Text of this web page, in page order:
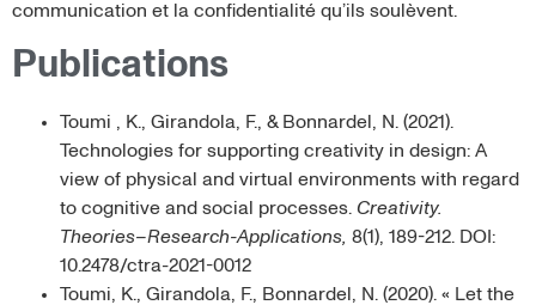
communication et la confidentialité qu’ils soulèvent.
Publications
Toumi , K., Girandola, F., & Bonnardel, N. (2021).
Technologies for supporting creativity in design: A
view of physical and virtual environments with regard
to cognitive and social processes. Creativity.
Theories–Research-Applications, 8(1), 189-212. DOI:
10.2478/ctra-2021-0012
Toumi, K., Girandola, F., Bonnardel, N. (2020). « Let the